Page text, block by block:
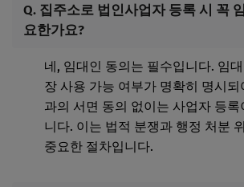
Q. 집주소로 법인사업자 등록 시 꼭
요한가요?
네, 임대인 동의는 필수입니다. 임
장 사용 가능 여부가 명확히 명시되
과의 서면 동의 없이는 사업자 등
니다. 이는 법적 분쟁과 행정 처분
중요한 절차입니다.